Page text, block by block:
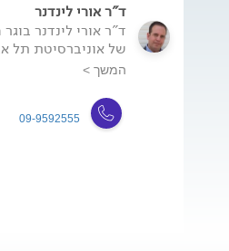
ד"ר אורי לינדנר
ד"ר אורי לינדנר
של אוניברסיטת תל
המשך >
09-9592555